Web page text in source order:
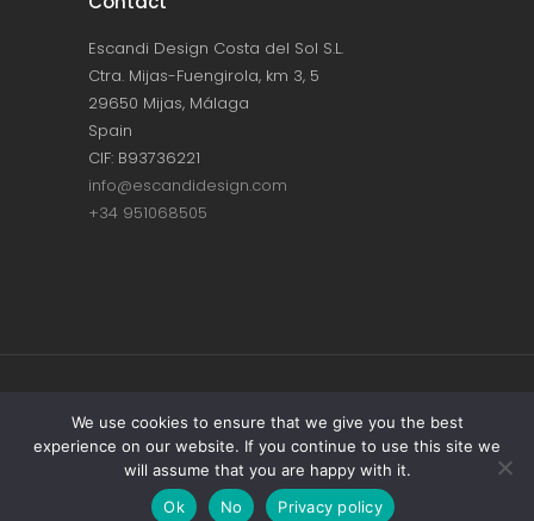
Escandi Design Costa del Sol S.L.
Ctra. Mijas-Fuengirola, km 3, 5
29650 Mijas, Málaga
Spain
CIF: B93736221
info@escandidesign.com
+34 951068505
Copyright © ESCANDI DESIGN |PRIVACY
POLICY
Made with love by NEST387
We use cookies to ensure that we give you the best
experience on our website. If you continue to use this site we
will assume that you are happy with it.
Ok
No Privacy policy